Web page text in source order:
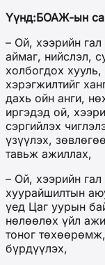
Үүнд:БОАЖ-ын
– Ой, хээрийн
аймаг, нийслэл,
холбогдох
хэрэгжилтийг
дахь ойн анги,
иргэдэд ой,
сэргийлэх
үзүүлэх,
тавьж ажиллах,
– Ой, хээрийн
хуурайшилтын
үед Цаг уурын
нөлөөлөх үйл
тоног
бүрдүүлэх,